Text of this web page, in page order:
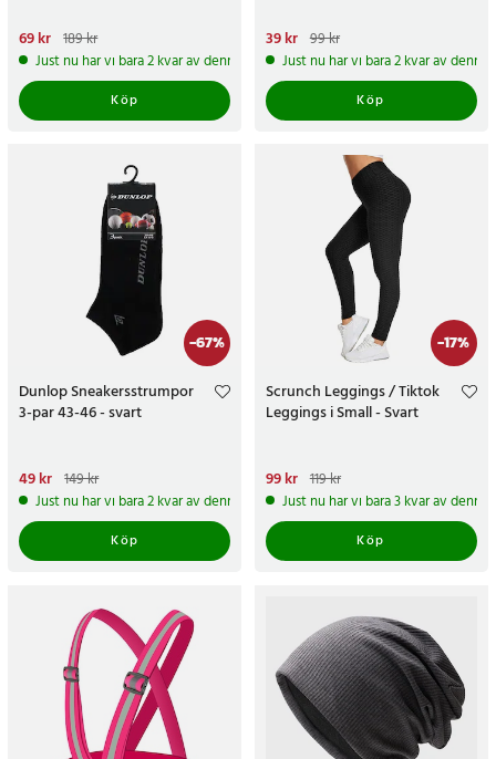
Nuvarande pris
pris:189 kr
69 kr 189 kr
Just nu har vi bara 2 kvar av denna produkt
Köp
Nuvarande pris
pris:99 kr
39 kr 99 kr
Just nu har vi bara 2 kvar av denna
Köp
-67%
Dunlop Sneakersstrumpor
3-par 43-46 - svart
Nuvarande pris
pris:149 kr
49 kr 149 kr
Just nu har vi bara 2 kvar av denna produkt
Köp
-17%
Scrunch Leggings / Tiktok
Leggings i Small - Svart
Nuvarande pris
pris:119 kr
99 kr 119 kr
Just nu har vi bara 3 kvar av denna
Köp